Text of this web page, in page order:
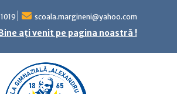
scoala.margineni@yahoo.com
ați venit pe pagina noastră !